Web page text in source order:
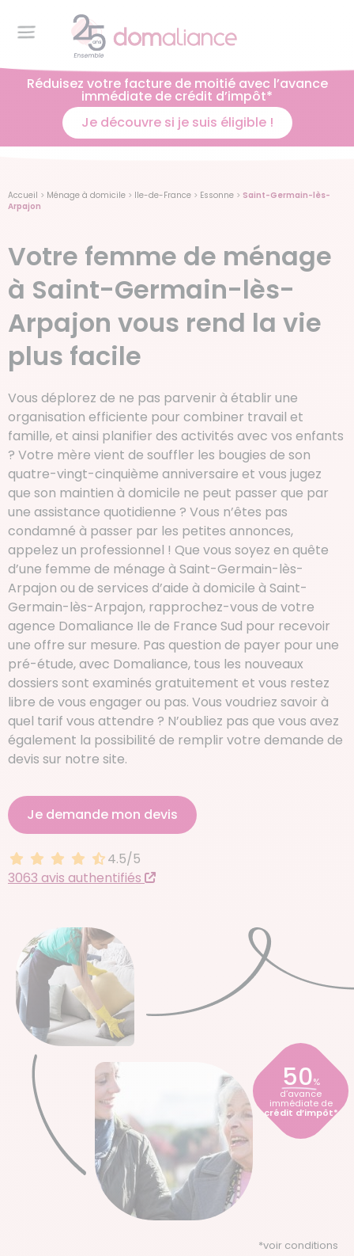
Réduisez votre facture de moitié avec l’avance
immédiate de crédit d’impôt*
Je découvre si je suis éligible !
Accueil > Ménage à domicile > Ile-de-France > Essonne > Saint-Germain-lès-
Arpajon
Votre femme de ménage
à Saint-Germain-lès-
Arpajon vous rend la vie
plus facile
Vous déplorez de ne pas parvenir à établir une
organisation efficiente pour combiner travail et
famille, et ainsi planifier des activités avec vos enfants
? Votre mère vient de souffler les bougies de son
quatre-vingt-cinquième anniversaire et vous jugez
que son maintien à domicile ne peut passer que par
une assistance quotidienne ? Vous n’êtes pas
condamné à passer par les petites annonces,
appelez un professionnel ! Que vous soyez en quête
d’une femme de ménage à Saint-Germain-lès-
Arpajon ou de services d’aide à domicile à Saint-
Germain-lès-Arpajon, rapprochez-vous de votre
agence Domaliance Ile de France Sud pour recevoir
une offre sur mesure. Pas question de payer pour une
pré-étude, avec Domaliance, tous les nouveaux
dossiers sont examinés gratuitement et vous restez
libre de vous engager ou pas. Vous voudriez savoir à
quel tarif vous attendre ? N’oubliez pas que vous avez
également la possibilité de remplir votre demande de
devis sur notre site.
Je demande mon devis
4.5 sur 5
4.5/5
3063 avis authentifiés
50%
d’avance
immédiate de
crédit d’impôt*
*voir conditions